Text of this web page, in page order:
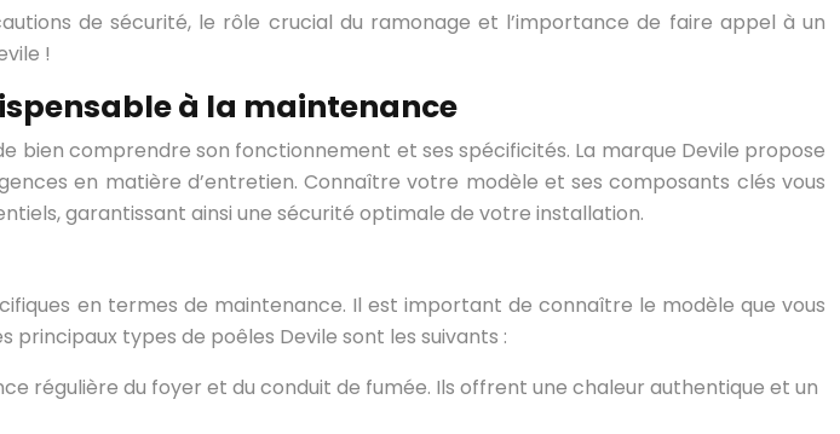
de sécurité, le rôle crucial du ramonage et l’importance de faire appel à un
!
à la maintenance
bien comprendre son fonctionnement et ses spécificités. La marque Devile propose
en matière d’entretien. Connaître votre modèle et ses composants clés vous
garantissant ainsi une sécurité optimale de votre installation.
en termes de maintenance. Il est important de connaître le modèle que vous
types de poêles Devile sont les suivants :
régulière du foyer et du conduit de fumée. Ils offrent une chaleur authentique et un